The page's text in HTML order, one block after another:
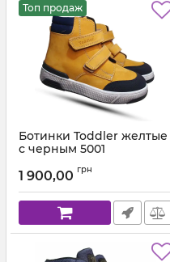
Топ продаж
Ботинки Toddler желтые
с черным 5001
1 900,00 грн